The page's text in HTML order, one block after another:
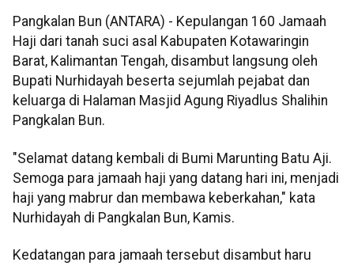
Pangkalan Bun (ANTARA) - Kepulangan 160 Jamaah
Haji dari tanah suci asal Kabupaten Kotawaringin
Barat, Kalimantan Tengah, disambut langsung oleh
Bupati Nurhidayah beserta sejumlah pejabat dan
keluarga di Halaman Masjid Agung Riyadlus Shalihin
Pangkalan Bun.
"Selamat datang kembali di Bumi Marunting Batu Aji.
Semoga para jamaah haji yang datang hari ini, menjadi
haji yang mabrur dan membawa keberkahan," kata
Nurhidayah di Pangkalan Bun, Kamis.
Kedatangan para jamaah tersebut disambut haru